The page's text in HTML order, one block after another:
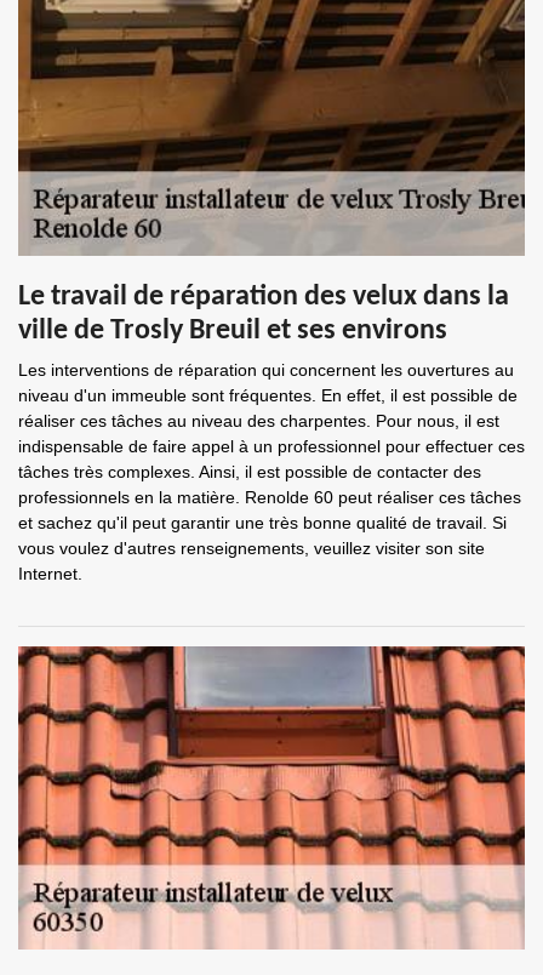
Le travail de réparation des velux dans la
ville de Trosly Breuil et ses environs
Les interventions de réparation qui concernent les ouvertures au
niveau d'un immeuble sont fréquentes. En effet, il est possible de
réaliser ces tâches au niveau des charpentes. Pour nous, il est
indispensable de faire appel à un professionnel pour effectuer ces
tâches très complexes. Ainsi, il est possible de contacter des
professionnels en la matière. Renolde 60 peut réaliser ces tâches
et sachez qu'il peut garantir une très bonne qualité de travail. Si
vous voulez d'autres renseignements, veuillez visiter son site
Internet.